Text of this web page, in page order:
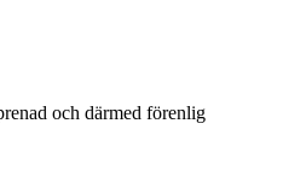
och därmed förenlig